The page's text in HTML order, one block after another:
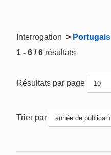
Interrogation > Portugais
1 - 6 / 6 résultats
Résultats par page
Trier par